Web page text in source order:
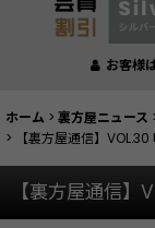
お客様
ホーム > 裏方屋ニュース
>
【裏方屋通信】
【裏方屋通信】